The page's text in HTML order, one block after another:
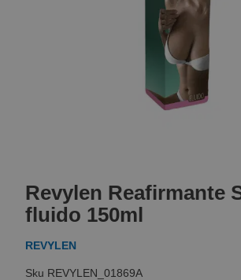
the
beginning
of
the
gallery
Revylen Reafirmante
fluido 150ml
REVYLEN
REVYLEN_01869A